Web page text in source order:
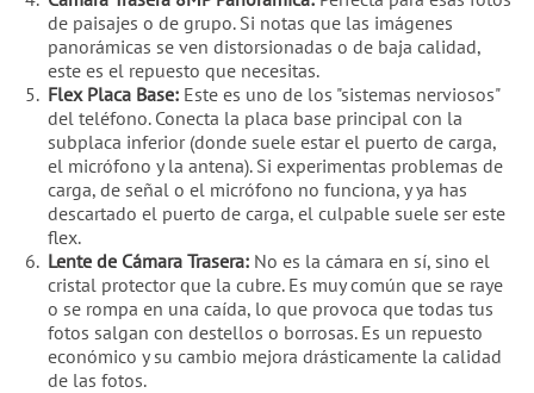
de paisajes o de grupo. Si notas que las imágenes
panorámicas se ven distorsionadas o de baja calidad,
este es el repuesto que necesitas.
Flex Placa Base: Este es uno de los "sistemas nerviosos"
del teléfono. Conecta la placa base principal con la
subplaca inferior (donde suele estar el puerto de carga,
el micrófono y la antena). Si experimentas problemas de
carga, de señal o el micrófono no funciona, y ya has
descartado el puerto de carga, el culpable suele ser este
flex.
Lente de Cámara Trasera: No es la cámara en sí, sino el
cristal protector que la cubre. Es muy común que se raye
o se rompa en una caída, lo que provoca que todas tus
fotos salgan con destellos o borrosas. Es un repuesto
económico y su cambio mejora drásticamente la calidad
de las fotos.